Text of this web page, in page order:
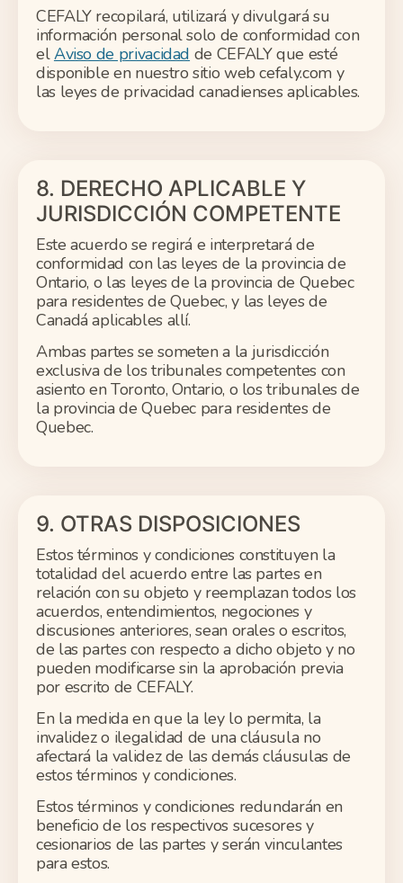
CEFALY recopilará, utilizará y divulgará su
información personal solo de conformidad con
elAviso de privacidad de CEFALY que esté
disponible en nuestro sitio web cefaly.com y
las leyes de privacidad canadienses aplicables.
8. DERECHO APLICABLE Y
JURISDICCIÓN COMPETENTE
Este acuerdo se regirá e interpretará de
conformidad con las leyes de la provincia de
Ontario, o las leyes de la provincia de Quebec
para residentes de Quebec, y las leyes de
Canadá aplicables allí.
Ambas partes se someten a la jurisdicción
exclusiva de los tribunales competentes con
asiento en Toronto, Ontario, o los tribunales de
la provincia de Quebec para residentes de
Quebec.
9. OTRAS DISPOSICIONES
Estos términos y condiciones constituyen la
totalidad del acuerdo entre las partes en
relación con su objeto y reemplazan todos los
acuerdos, entendimientos, negociones y
discusiones anteriores, sean orales o escritos,
de las partes con respecto a dicho objeto y no
pueden modificarse sin la aprobación previa
por escrito de CEFALY.
En la medida en que la ley lo permita, la
invalidez o ilegalidad de una cláusula no
afectará la validez de las demás cláusulas de
estos términos y condiciones.
Estos términos y condiciones redundarán en
beneficio de los respectivos sucesores y
cesionarios de las partes y serán vinculantes
para estos.